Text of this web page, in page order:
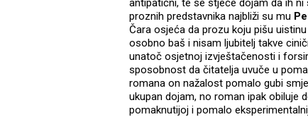
antipatični, te se stječe dojam da ih
proznih predstavnika najbliži su mu
Čara osjeća da prozu koju pišu
osobno baš i nisam ljubitelj takve
unatoč osjetnoj izvještačenosti i
sposobnost da čitatelja uvuče u
romana on nažalost pomalo gubi
ukupan dojam, no roman ipak obiluje
pomaknutijoj i pomalo